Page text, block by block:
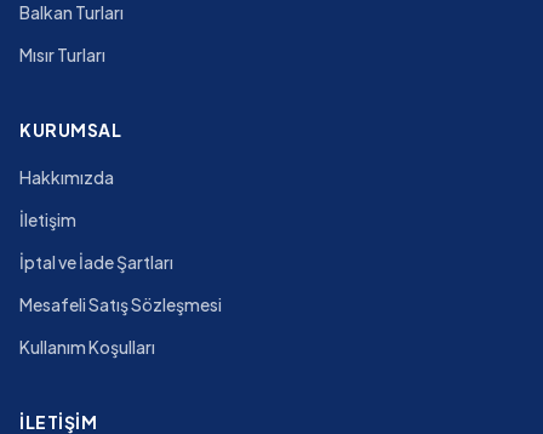
Balkan Turları
Mısır Turları
KURUMSAL
Hakkımızda
İletişim
İptal ve İade Şartları
Mesafeli Satış Sözleşmesi
Kullanım Koşulları
İLETIŞIM